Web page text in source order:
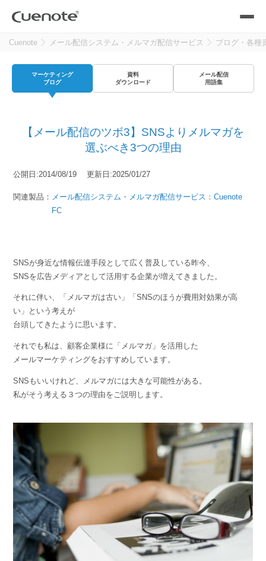
メール配信システム
メールリレーサーバー
kintone（キントーン）メール配信
認証サービス
Webプッシュ通知サービス
緊急参集・安否確認
SNSプロモーション支援事業
（当社グループ企業）
活用シーン
会員獲得／ニーズ把握
組織的に管理
効果改善・顧客育成
システム連携・効率化
セキュリティ対策
ブログ・各種資料
マーケティングブログ
資料ダウンロード
資料請求・お問い合わせ
東京 03-6820-0515
Cuenote メール配信システム・メルマガ配信サービス ブログ・各種
マーケティング
ブログ
資料
ダウンロード
メール配信
用語集
【メール配信のツボ3】SNSよりメルマガを
選ぶべき3つの理由
公開日:2014/08/19 更新日:2025/01/27
関連製品： メール配信システム・メルマガ配信サービス：Cuenote
FC
SNSが身近な情報伝達手段として広く普及している昨今、
SNSを広告メディアとして活用する企業が増えてきました。
それに伴い、「メルマガは古い」「SNSのほうが費用対効果が高
い」という考えが
台頭してきたように思います。
それでも私は、顧客企業様に「メルマガ」を活用した
メールマーケティングをおすすめしています。
SNSもいいけれど、メルマガには大きな可能性がある。
私がそう考える３つの理由をご説明します。